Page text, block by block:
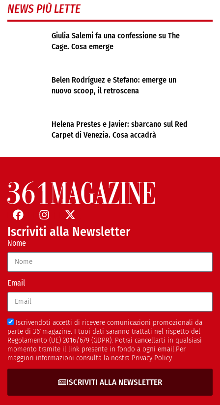
NEWS PIÙ LETTE
Giulia Salemi fa una confessione su The
Cage. Cosa emerge
Belen Rodríguez e Stefano: emerge un
nuovo scoop, il retroscena
Helena Prestes e Javier: sbarcano sul Red
Carpet di Venezia. Cosa accadrà
Iscriviti alla Newsletter
Nome
Email
Iscrivendoti accetti di ricevere comunicazioni promozionali da
parte di 361magazine. I tuoi dati saranno trattati nel rispetto del
Regolamento (UE) 2016/679 (GDPR). Potrai cancellarti in qualsiasi
momento tramite il link presente in fondo a ogni email.Per
maggiori informazioni consulta la nostra Privacy Policy.
ISCRIVITI ALLA NEWSLETTER